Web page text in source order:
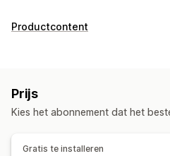
SEO-tools
Prestaties bijhouden
Productcontent
Blogposts
Prijs
Kies het abonnement dat het
Gratis te installeren